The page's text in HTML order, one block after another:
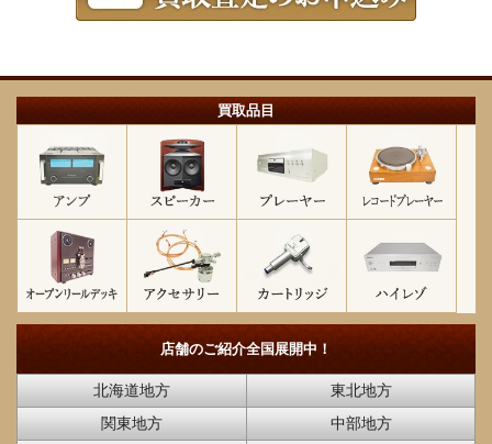
買取品目
店舗のご紹介全国展開中！
北海道地方
東北地方
関東地方
中部地方